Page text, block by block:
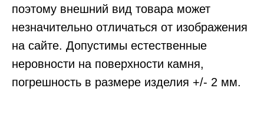
поэтому внешний вид товара может
незначительно отличаться от изображения
на сайте. Допустимы естественные
неровности на поверхности камня,
погрешность в размере изделия +/- 2 мм.